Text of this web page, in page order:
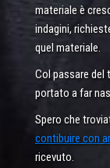
materiale è
indagini,
quel materiale.
Col passare del
portato a far
Spero che
contibuire con
ricevuto.